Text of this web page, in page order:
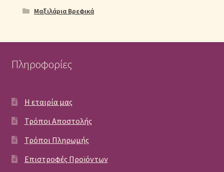
Μαξιλάρια Βρεφικά
Πληροφορίες
Η εταιρία μας
Τρόποι Αποστολής
Τρόποι Πληρωμής
Επιστροφές Προϊόντων